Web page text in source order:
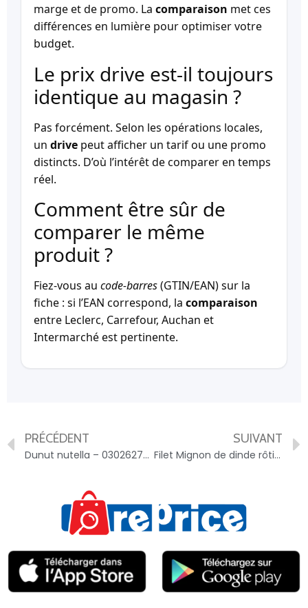
marge et de promo. La comparaison met ces
différences en lumière pour optimiser votre
budget.
Le prix drive est-il toujours
identique au magasin ?
Pas forcément. Selon les opérations locales,
un drive peut afficher un tarif ou une promo
distincts. D’où l’intérêt de comparer en temps
réel.
Comment être sûr de
comparer le même
produit ?
Fiez-vous au code-barres(GTIN/EAN) sur la
fiche : si l’EAN correspond, la comparaison
entre Leclerc, Carrefour, Auchan et
Intermarché est pertinente.
PRÉCÉDENT
Dunut nutella – 0302627020998
SUIVANT
Filet Mignon de dinde rôtie – 3266980864965